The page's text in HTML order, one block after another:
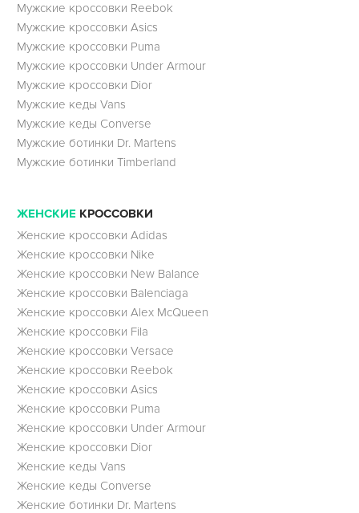
Мужские кроссовки Reebok
Мужские кроссовки Asics
Мужские кроссовки Puma
Мужские кроссовки Under Armour
Мужские кроссовки Dior
Мужские кеды Vans
Мужские кеды Converse
Мужские ботинки Dr. Martens
Мужские ботинки Timberland
ЖЕНСКИЕ КРОССОВКИ
Женские кроссовки Adidas
Женские кроссовки Nike
Женские кроссовки New Balance
Женские кроссовки Balenciaga
Женские кроссовки Alex McQueen
Женские кроссовки Fila
Женские кроссовки Versace
Женские кроссовки Reebok
Женские кроссовки Asics
Женские кроссовки Puma
Женские кроссовки Under Armour
Женские кроссовки Dior
Женские кеды Vans
Женские кеды Converse
Женские ботинки Dr. Martens